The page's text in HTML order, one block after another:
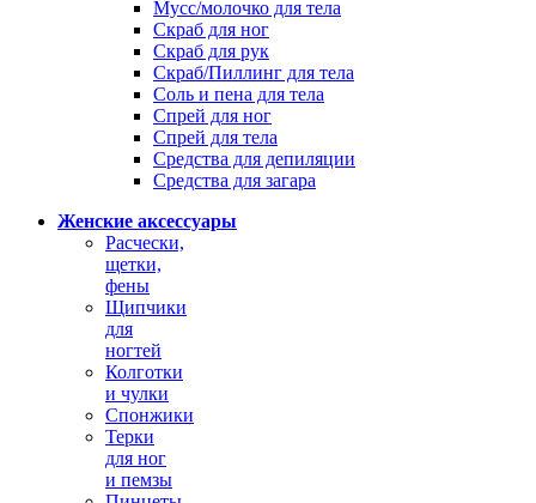
Мусс/молочко для тела
Скраб для ног
Скраб для рук
Скраб/Пиллинг для тела
Соль и пена для тела
Спрей для ног
Спрей для тела
Средства для депиляции
Средства для загара
Женские аксессуары
Расчески,
щетки,
фены
Щипчики
для
ногтей
Колготки
и чулки
Спонжики
Терки
для ног
и пемзы